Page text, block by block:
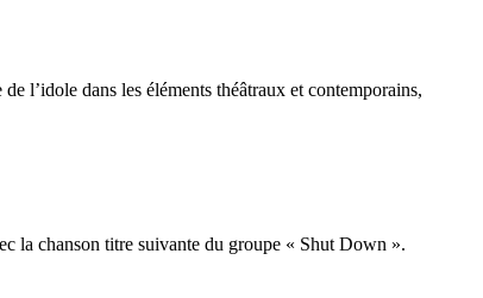
l’idole dans les éléments théâtraux et contemporains,
la chanson titre suivante du groupe « Shut Down ».